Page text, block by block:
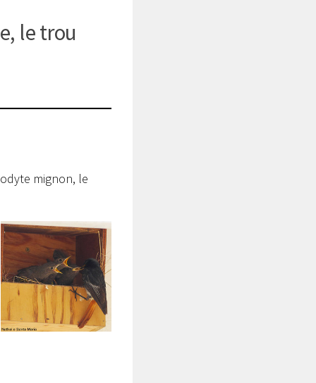
le trou
mignon, le